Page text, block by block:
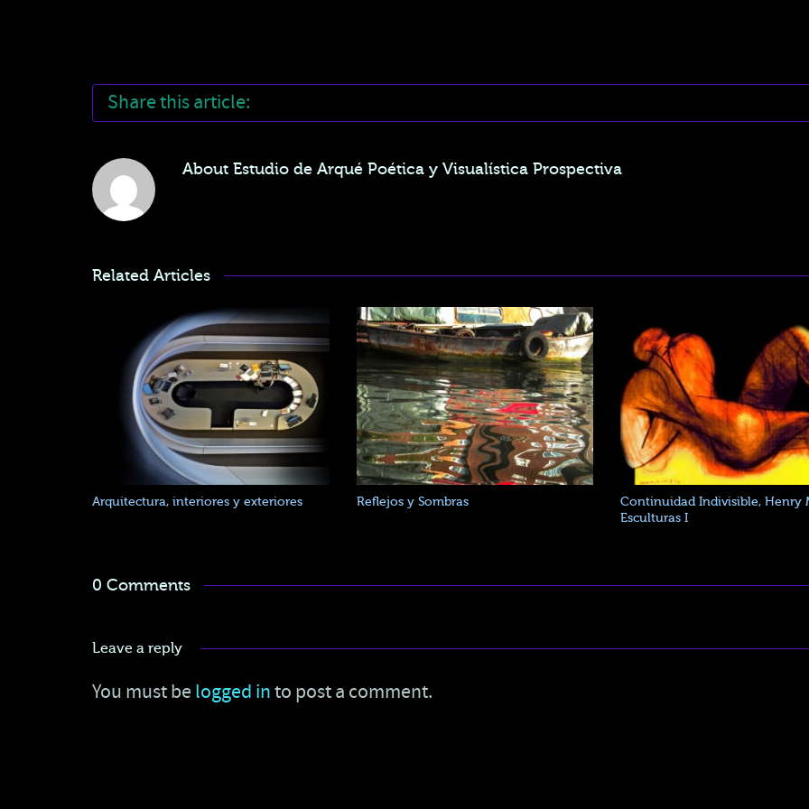
Share this article:
About Estudio de Arqué Poética y Visualística Prospectiva
Related Articles
Arquitectura, interiores y exteriores Reflejos y Sombras
Continuidad Indivisible, Henry
Esculturas I
0 Comments
Leave a reply
You must be logged into post a comment.